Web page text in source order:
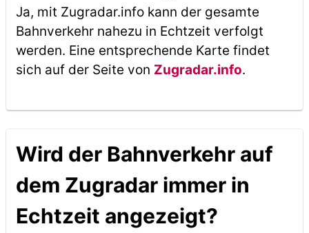
Ja, mit Zugradar.info kann der gesamte
Bahnverkehr nahezu in Echtzeit verfolgt
werden. Eine entsprechende Karte findet
sich auf der Seite von Zugradar.info.
Wird der Bahnverkehr auf
dem Zugradar immer in
Echtzeit angezeigt?